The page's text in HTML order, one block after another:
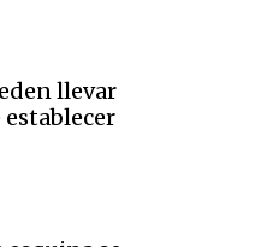
llevar
establecer